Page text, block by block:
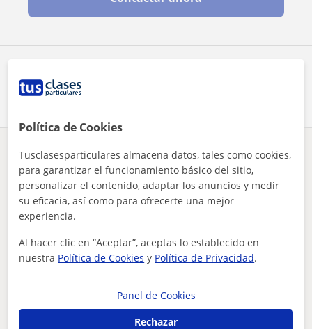
¿Hay algún error en este perfil?Cuéntanos
Tus clases particulares Italiano
profesor de italiano apto para todos los niveles
Otros profesores de Italiano en Vera que
pueden interesarte
Política de Cookies
Tusclasesparticulares almacena datos, tales como cookies,
para garantizar el funcionamiento básico del sitio,
personalizar el contenido, adaptar los anuncios y medir
su eficacia, así como para ofrecerte una mejor
experiencia.
Al hacer clic en “Aceptar”, aceptas lo establecido en
nuestra Política de Cookies y Política de Privacidad.
Panel de Cookies
Rechazar